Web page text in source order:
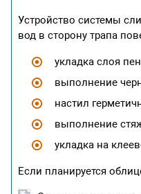
Устройство системы
вод в сторону трапа
укладка слоя
выполнение
настил
выполнение
укладка на
Если планируется